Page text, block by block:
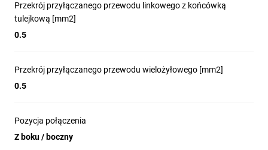
Przekrój przyłączanego przewodu linkowego z końcówką
tulejkową [mm2]
0.5
Przekrój przyłączanego przewodu wielożyłowego [mm2]
0.5
Pozycja połączenia
Z boku / boczny